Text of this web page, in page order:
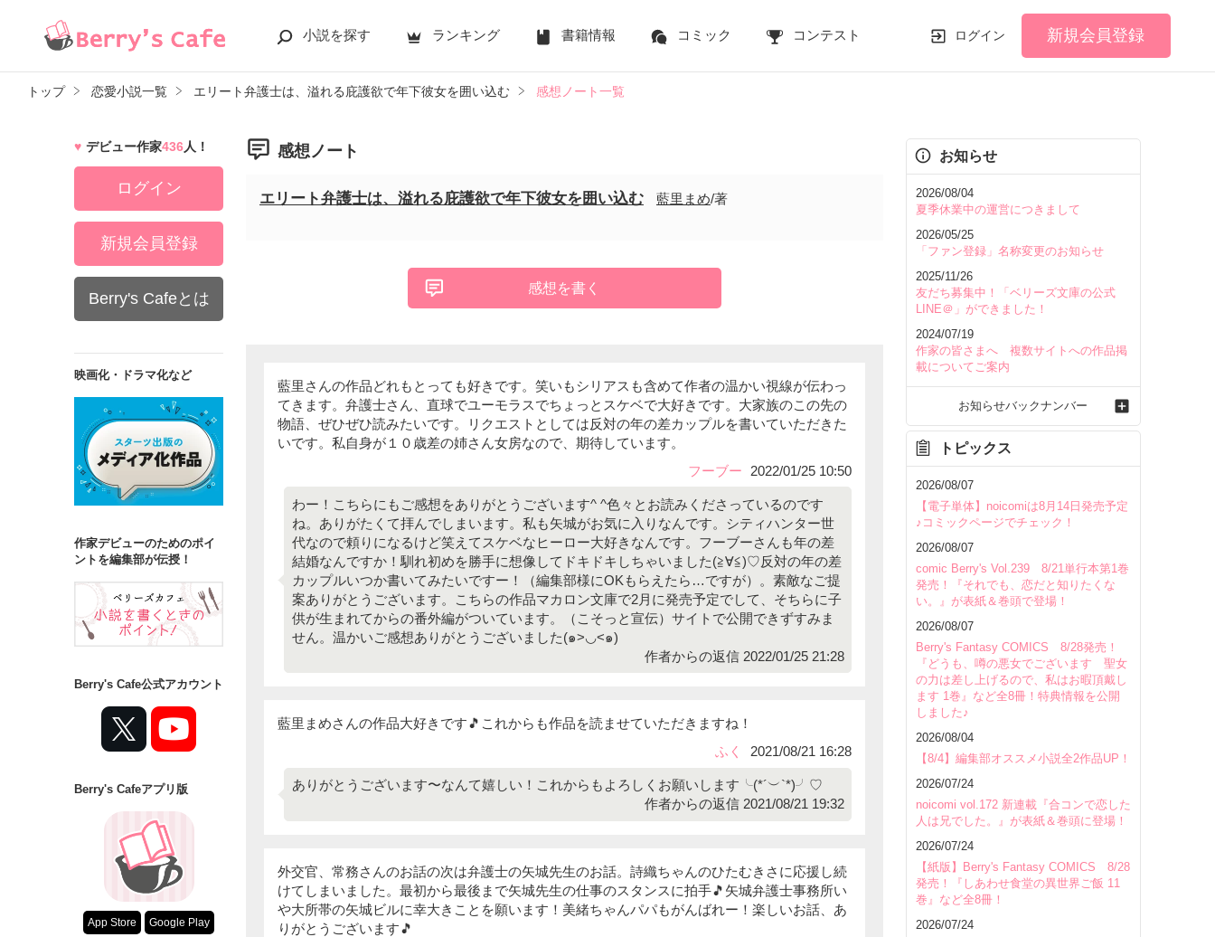
小説を探す ランキング 書籍情報 コミック コンテスト ログイン 新規会員登録
トップ 恋愛小説一覧 エリート弁護士は、溢れる庇護欲で年下彼女を囲い込む 感想ノート一覧
感想ノート
エリート弁護士は、溢れる庇護欲で年下彼女を囲い込む 藍里まめ/著
感想を書く
藍里さんの作品どれもとっても好きです。笑いもシリアスも含めて作者の温かい視線が伝わっ
てきます。弁護士さん、直球でユーモラスでちょっとスケベで大好きです。大家族のこの先の
物語、ぜひぜひ読みたいです。リクエストとしては反対の年の差カップルを書いていただきた
いです。私自身が１０歳差の姉さん女房なので、期待しています。
フーブー
2022/01/25 10:50
わー！こちらにもご感想をありがとうございます^ ^色々とお読みくださっているのです
ね。ありがたくて拝んでしまいます。私も矢城がお気に入りなんです。シティハンター世
代なので頼りになるけど笑えてスケベなヒーロー大好きなんです。フーブーさんも年の差
結婚なんですか！馴れ初めを勝手に想像してドキドキしちゃいました(≧∀≦)♡反対の年の差
カップルいつか書いてみたいですー！（編集部様にOKもらえたら…ですが）。素敵なご提
案ありがとうございます。こちらの作品マカロン文庫で2月に発売予定でして、そちらに子
供が生まれてからの番外編がついています。（こそっと宣伝）サイトで公開できずすみま
せん。温かいご感想ありがとうございました(๑>◡<๑)
作者からの返信 2022/01/25 21:28
藍里まめさんの作品大好きです🎵これからも作品を読ませていただきますね！
ふく
2021/08/21 16:28
ありがとうございます〜なんて嬉しい！これからもよろしくお願いします╰(*´︶`*)╯♡
作者からの返信 2021/08/21 19:32
外交官、常務さんのお話の次は弁護士の矢城先生のお話。詩織ちゃんのひたむきさに応援し続
けてしまいました。最初から最後まで矢城先生の仕事のスタンスに拍手🎵矢城弁護士事務所い
や大所帯の矢城ビルに幸大きことを願います！美緒ちゃんパパもがんばれー！楽しいお話、あ
りがとうございます🎵
デビュー作家436人！
ログイン
新規会員登録
Berry's Cafeとは
映画化・ドラマ化など
作家デビューのためのポイ
ントを編集部が伝授！
Berry's Cafe公式アカウント
Berry's Cafeアプリ版
App Store Google Play
お知らせ
2026/08/04
夏季休業中の運営につきまして
2026/05/25
「ファン登録」名称変更のお知らせ
2025/11/26
友だち募集中！「ベリーズ文庫の公式
LINE＠」ができました！
2024/07/19
作家の皆さまへ 複数サイトへの作品掲
載についてご案内
お知らせバックナンバー
トピックス
2026/08/07
【電子単体】noicomiは8月14日発売予定
♪コミックページでチェック！
2026/08/07
comic Berry's Vol.239 8/21単行本第1巻
発売！『それでも、恋だと知りたくな
い。』が表紙＆巻頭で登場！
2026/08/07
Berry's Fantasy COMICS 8/28発売！
『どうも、噂の悪女でございます 聖女
の力は差し上げるので、私はお暇頂戴し
ます 1巻』など全8冊！特典情報を公開
しました♪
2026/08/04
【8/4】編集部オススメ小説全2作品UP！
2026/07/24
noicomi vol.172 新連載『合コンで恋した
人は兄でした。』が表紙＆巻頭に登場！
2026/07/24
【紙版】Berry's Fantasy COMICS 8/28
発売！『しあわせ食堂の異世界ご飯 11
巻』など全8冊！
2026/07/24